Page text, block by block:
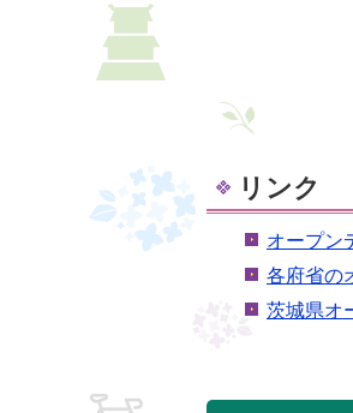
リンク
オープン
各府省の
茨城県オ